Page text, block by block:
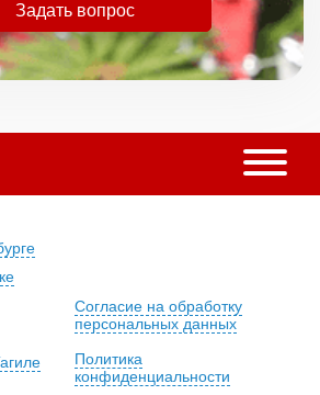
Задать вопрос
Согласие на обработку
персональных данных
Политика
конфиденциальности